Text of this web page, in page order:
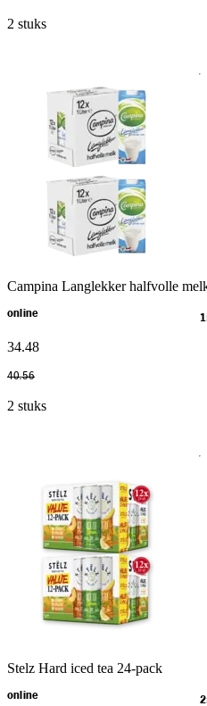
2 stuks
Campina Langlekker halfvolle
online
34.48
40.56
2 stuks
Stelz Hard iced tea 24-pack
online